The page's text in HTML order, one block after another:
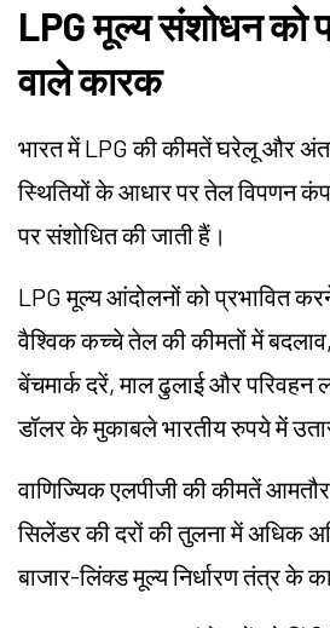
LPG मूल्य संशोधन को
वाले कारक
भारत में LPG की कीमतें घरेलू और
स्थितियों के आधार पर तेल विपणन
पर संशोधित की जाती हैं।
LPG मूल्य आंदोलनों को प्रभावित
वैश्विक कच्चे तेल की कीमतों में
बेंचमार्क दरें, माल ढुलाई और परिवहन
डॉलर के मुकाबले भारतीय रुपये में
वाणिज्यिक एलपीजी की कीमतें
सिलेंडर की दरों की तुलना में अधिक
बाजार-लिंक्ड मूल्य निर्धारण तंत्र के